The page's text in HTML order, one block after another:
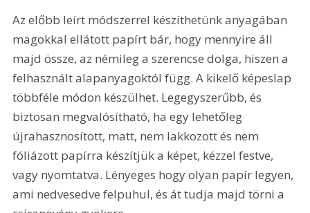
Az előbb leírt módszerrel készíthetünk anyagában
magokkal ellátott papírt bár, hogy mennyire áll
majd össze, az némileg a szerencse dolga, hiszen a
felhasznált alapanyagoktól függ. A kikelő képeslap
többféle módon készülhet. Legegyszerűbb, és
biztosan megvalósítható, ha egy lehetőleg
újrahasznosított, matt, nem lakkozott és nem
fóliázott papírra készítjük a képet, kézzel festve,
vagy nyomtatva. Lényeges hogy olyan papír legyen,
ami nedvesedve felpuhul, és át tudja majd törni a